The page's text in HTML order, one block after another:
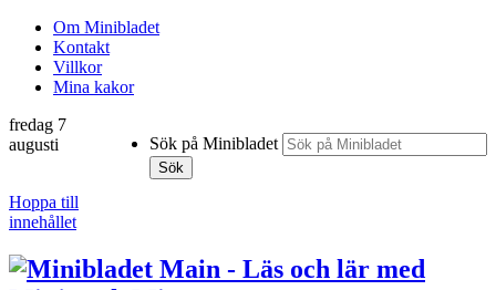
Om Minibladet
Kontakt
Villkor
Mina kakor
Sök på Minibladet
Sök
fredag 7
augusti
Hoppa till
innehållet